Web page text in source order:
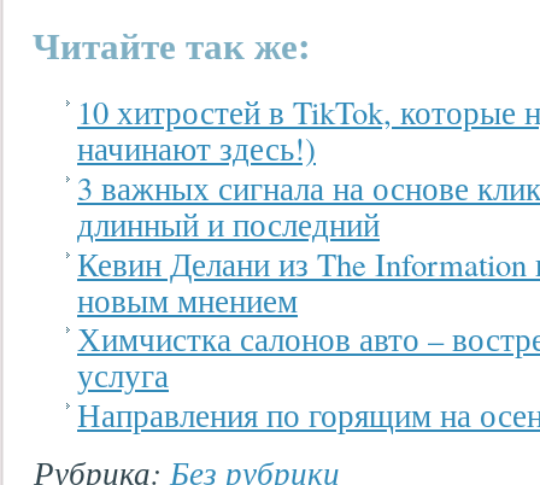
Читайте так же:
10 хитростей в TikTok,
начинают здесь!)
3 важных сигнала на основе
длинный и последний
Кевин Делани из The Information
новым мнением
Химчистка салонов авто –
услуга
Направления по горящим на
Рубрика:Без рубрики